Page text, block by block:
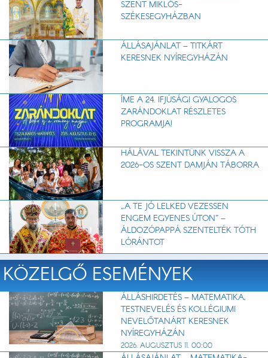
SZENT MIKLÓS-
SZÉKESEGYHÁZBAN
ÁLLÁSAJÁNLAT – TITKÁRT
KERESNEK NYÍREGYHÁZÁN
ÍME A 24. IFJÚSÁGI GYALOGOS
ZARÁNDOKLAT RÉSZLETES
PROGRAMJA!
HÁLÁVAL TEKINTÜNK VISSZA A
2026-OS SZENT DAMJÁN TÁBORRA
„A TE JÓ LELKED VEZESSEN
ENGEM EGYENES ÚTON” –
ÁLDOZÓPAPPÁ SZENTELTÉK TÓTH
LÓRÁNTOT
KÖZELGŐ ESEMÉNYEK
ÁLLÁSHIRDETÉS – MATEMATIKA,
TESTNEVELÉS ÉS KOLLÉGIUMI
NEVELŐTANÁRT KERESNEK
NYÍREGYHÁZÁN
2026. AUGUSZTUS 11. 00:00